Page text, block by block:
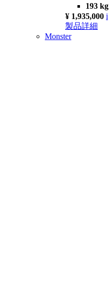
193 kg
¥ 1,935,000 i
製品詳細
Monster